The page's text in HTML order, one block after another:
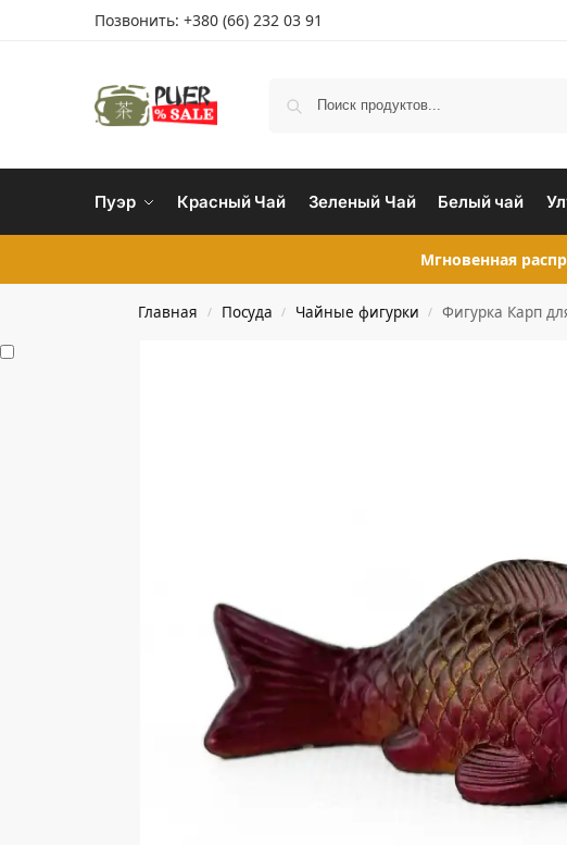
Позвонить: +380 (66) 232 03 91
Пуэр Красный Чай Зеленый Чай Белый чай
Мгновенная
Главная / Посуда / Чайные фигурки / Фигурка Карп